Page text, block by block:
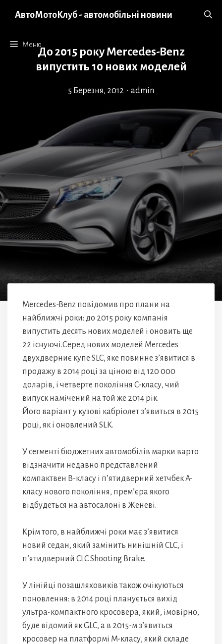
АвтоМотоКлуб - автомобільні новини
Меню
До 2015 року Mercedes-Benz
випустить 10 нових моделей
5 Березня, 2012 • admin
Mercedes-Benz повідомив про плани на
найближчі роки: до 2015 року компанія
випустить десять нових моделей і оновить ще
22 існуючі.Серед нових моделей Mercedes
двухдверниє купе SLC, яке повинне з’явитися в
продажу в 2014 році за ціною від 120 000
доларів, і четверте покоління C-класу, чий
випуск намічений на той же 2014 рік.
Його варіант у кузові кабріолет з’явиться в 2015
році, як і оновлений SLK.
У сегменті бюджетних автомобілів марки варто
відзначити недавно представлений
компактвен B-класу і п’ятидверний хетчбек A-
класу нового покоління, прем’єра якого
відбудеться на автосалоні в Женеві.
Крім того, в найближчі роки має з’явитися
новий седан, який замінить нинішній CLC, і
п’ятидверний CLC Shooting Brake.
У лінійці позашляховиків також очікуються
поновлення: в 2014 році планується вихід
ультра-компактного кросовера, який, імовірно,
буде відомий як GLC, а в 2015-м з’явиться
кросовер на платформі M-класу, який складе